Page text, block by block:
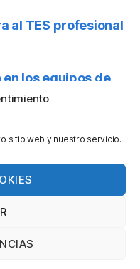
sitio web y nuestro servicio.
al TES profesional
los equipos de